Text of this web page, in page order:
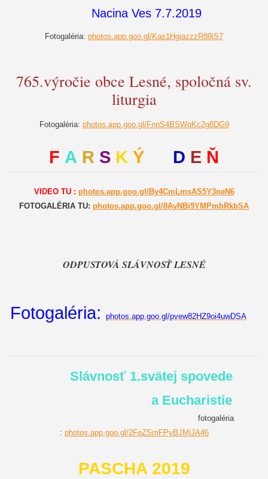
Nacina Ves 7.7.2019
Fotogaléria: photos.app.goo.gl/Kas1HgiazzzR89jS7
765.výročie obce Lesné, spoločná sv.
liturgia
Fotogaléria: photos.app.goo.gl/FnnS4BSWqKc2g8DG9
F A R S K Ý D E Ň
VIDEO TU : photos.app.goo.gl/By4CmLmsAS5Y3neN6
FOTOGALÉRIA TU: photos.app.goo.gl/8AyNBi9YMPmbRkbSA
ODPUSTOVÁ SLÁVNOSŤ LESNÉ
Fotogaléria: photos.app.goo.gl/pvew82HZ9oi4uwDSA
Slávnosť 1.svätej spovede
a Eucharistie
fotogaléria
: photos.app.goo.gl/2FeZSmFPyBJMjJA46
PASCHA 2019